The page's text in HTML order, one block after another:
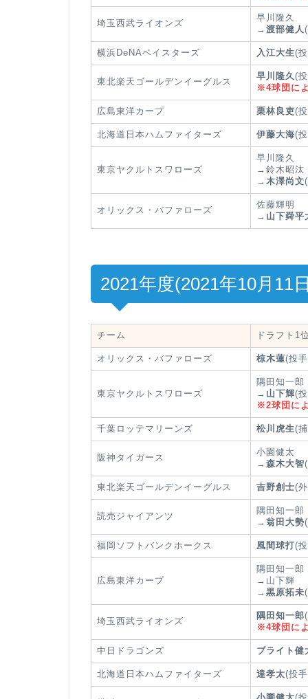
埼玉西武ライオンズ
早川隆久
→ 渡部健人
横浜DeNAベイスターズ 入江大生(
東北楽天ゴールデンイーグルス
早川隆久 (
※4球団に
広島東洋カープ 栗林良吏(
北海道日本ハムファイターズ 伊藤大海(
東京ヤクルトスワローズ
早川隆久
→鈴木昭汰
→ 木澤尚文
オリックス・バファローズ
佐藤輝明
→ 山下舜平
2021年度(2021年10月11
チーム ドラフト1
オリックス・バファローズ 椋木蓮(投
東京ヤクルトスワローズ
隅田知一郎
→ 山下輝(
※2球団に
千葉ロッテマリーンズ 松川虎生(
阪神タイガース
小園健太
→ 森木大智
東北楽天ゴールデンイーグルス 吉野創士(
読売ジャイアンツ
隅田知一郎
→ 翁田大勢
福岡ソフトバンクホークス 風間球打(
広島東洋カープ
隅田知一郎
→山下輝
→ 黒原拓未
埼玉西武ライオンズ
隅田知一郎
※4球団に
中日ドラゴンズ ブライト健
北海道日本ハムファイターズ 達孝太(投